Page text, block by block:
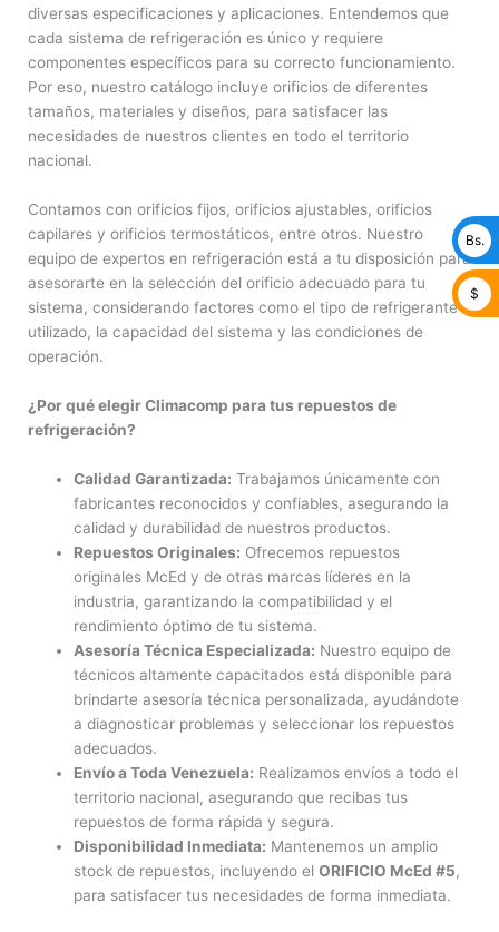
diversas especificaciones y aplicaciones. Entendemos que
cada sistema de refrigeración es único y requiere
componentes específicos para su correcto funcionamiento.
Por eso, nuestro catálogo incluye orificios de diferentes
tamaños, materiales y diseños, para satisfacer las
necesidades de nuestros clientes en todo el territorio
nacional.
Contamos con orificios fijos, orificios ajustables, orificios
capilares y orificios termostáticos, entre otros. Nuestro
equipo de expertos en refrigeración está a tu disposición para
asesorarte en la selección del orificio adecuado para tu
sistema, considerando factores como el tipo de refrigerante
utilizado, la capacidad del sistema y las condiciones de
operación.
¿Por qué elegir Climacomp para tus repuestos de
refrigeración?
Calidad Garantizada: Trabajamos únicamente con
fabricantes reconocidos y confiables, asegurando la
calidad y durabilidad de nuestros productos.
Repuestos Originales: Ofrecemos repuestos
originales McEd y de otras marcas líderes en la
industria, garantizando la compatibilidad y el
rendimiento óptimo de tu sistema.
Asesoría Técnica Especializada: Nuestro equipo de
técnicos altamente capacitados está disponible para
brindarte asesoría técnica personalizada, ayudándote
a diagnosticar problemas y seleccionar los repuestos
adecuados.
Envío a Toda Venezuela: Realizamos envíos a todo el
territorio nacional, asegurando que recibas tus
repuestos de forma rápida y segura.
Disponibilidad Inmediata: Mantenemos un amplio
stock de repuestos, incluyendo elORIFICIO McEd #5,
para satisfacer tus necesidades de forma inmediata.
Bs.
$